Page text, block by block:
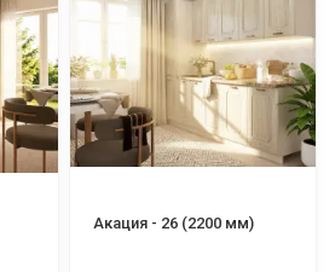
Акация - 26 (2200 мм)